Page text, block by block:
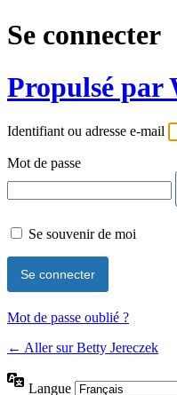
Se connecter
Propulsé par
Identifiant ou adresse e-mail
Mot de passe
Se souvenir de moi
Mot de passe oublié ?
← Aller sur Betty Jereczek
Langue